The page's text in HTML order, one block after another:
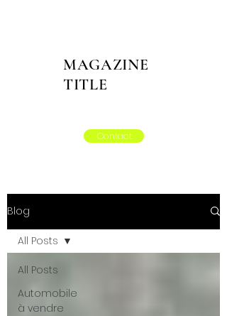
MAGAZINE
TITLE
Contact
Blog
All Posts
Automobile
à vendre
All Posts